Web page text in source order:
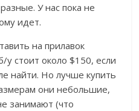
У нас пока не
идет.
на прилавок
стоит около $150, если
найти. Но лучше купить
они небольшие,
занимают (что